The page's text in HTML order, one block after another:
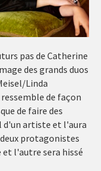
pas de Catherine
des grands duos
Linda
de façon
de faire des
d'un artiste et l'aura
protagonistes
l'autre sera hissé